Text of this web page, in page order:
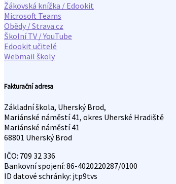
Žákovská knížka / Edookit
Microsoft Teams
Obědy / Strava.cz
Školní TV / YouTube
Edookit učitelé
Webmail školy
Fakturační adresa
Základní škola, Uherský Brod,
Mariánské náměstí 41, okres Uherské Hradiště
Mariánské náměstí 41
68801 Uherský Brod
IČO: 709 32 336
Bankovní spojení: 86-4020220287/0100
ID datové schránky: jtp9tvs